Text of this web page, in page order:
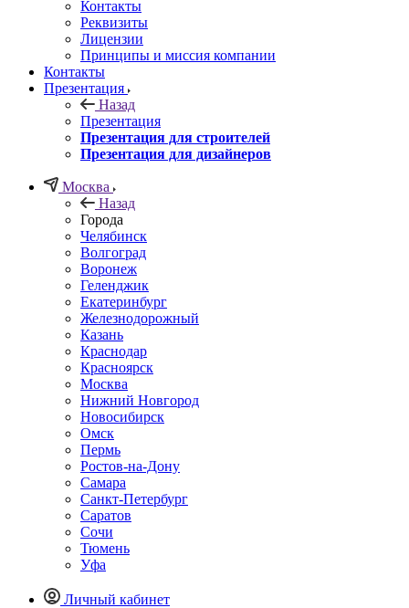
Контакты
Реквизиты
Лицензии
Принципы и миссия компании
Контакты
Презентация
Назад
Презентация
Презентация для строителей
Презентация для дизайнеров
Москва
Назад
Города
Челябинск
Волгоград
Воронеж
Геленджик
Екатеринбург
Железнодорожный
Казань
Краснодар
Красноярск
Москва
Нижний Новгород
Новосибирск
Омск
Пермь
Ростов-на-Дону
Самара
Санкт-Петербург
Саратов
Сочи
Тюмень
Уфа
Личный кабинет